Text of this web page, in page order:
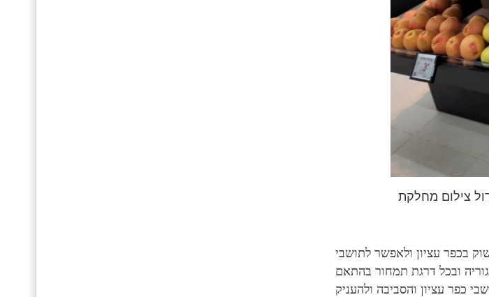
צילום מחלקת
בכפר עציון ולאפשר לתושבי
ובכל דרגת תמחור בהתאם
כפר עציון והסביבה ולהעניק